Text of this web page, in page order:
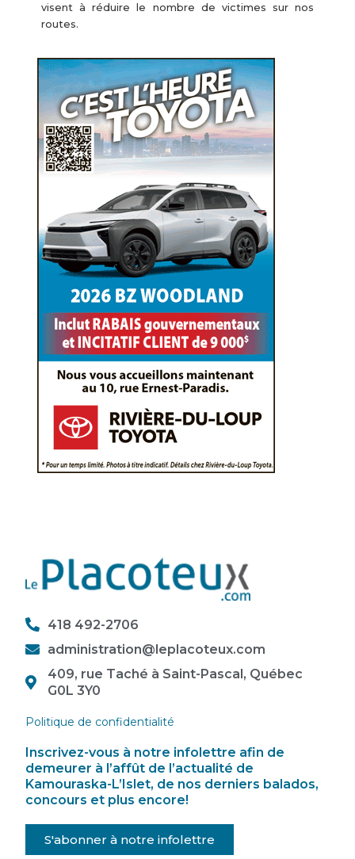
visent à réduire le nombre de victimes sur nos
routes.
418 492-2706
administration@leplacoteux.com
409, rue Taché à Saint-Pascal, Québec
G0L 3Y0
Politique de confidentialité
Inscrivez-vous à notre infolettre afin de
demeurer à l’affût de l’actualité de
Kamouraska-L’Islet, de nos derniers balados,
concours et plus encore!
S'abonner à notre infolettre